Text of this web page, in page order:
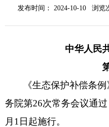
发布时间： 2024-10-10 浏览
中华人民
《生态保护补偿条
务院第26次常务会议通
月1日起施行。